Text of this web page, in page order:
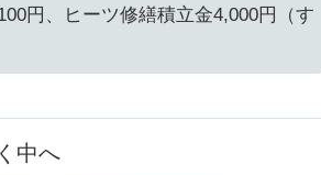
円、ヒーツ修繕積立金4,000円（す
中へ